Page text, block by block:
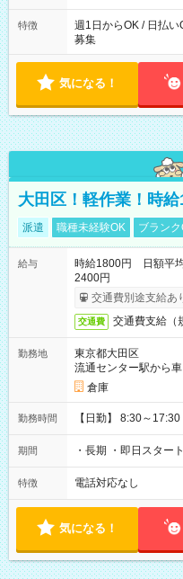
特徴
週1日からOK / 日払
募集
気になる！
大田区！軽作業！時給
派遣 職種未経験OK ブラン
給与
時給1800円 日額平
2400円
交通費別途支給あ
交通費 交通費支給（
勤務地
東京都大田区
流通センター駅から車
倉庫
勤務時間 【日勤】 8:30～
期間 ・長期 ・即日スター
特徴 電話対応なし
気になる！